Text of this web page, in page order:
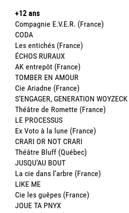
+12 ans
Compagnie E.V.E.R. (France)
CODA
Les entichés (France)
ÉCHOS RURAUX
AK entrepôt (France)
TOMBER EN AMOUR
Cie Ariadne (France)
S’ENGAGER, GENERATION WOYZECK
Théâtre de Romette (France)
LE PROCESSUS
Ex Voto à la lune (France)
CRARI OR NOT CRARI
Théâtre Bluff (Québec)
JUSQU’AU BOUT
La cie dans l’arbre (France)
LIKE ME
Cie les guêpes (France)
JOUE TA PNYX